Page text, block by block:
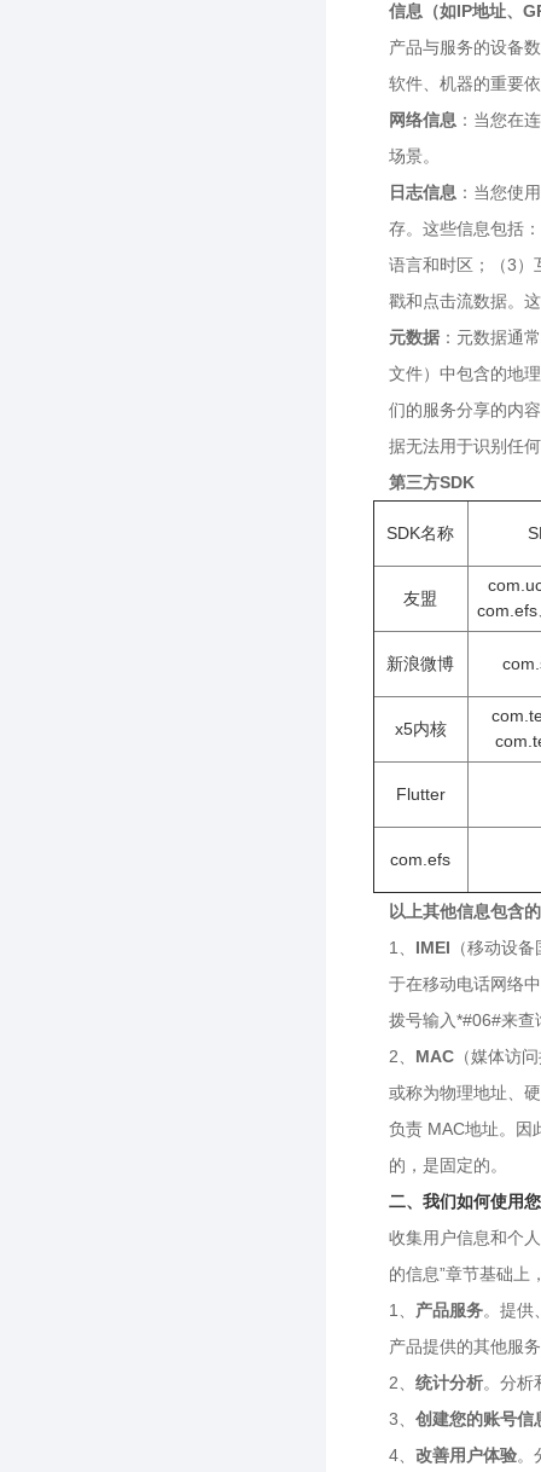
信息（如IP地址、
产品与服务的设备
软件、机器的重要
网络信息 ：当您在
场景。
日志信息 ：当您使
存。这些信息包括
语言和时区；（3）
戳和点击流数据。
元数据 ：元数据通
文件）中包含的地
们的服务分享的内
据无法用于识别任
第三方SDK
SDK名称
友盟
新浪微博
x5内核
Flutter
com.efs
以上其他信息包含
1、 IMEI （移动设
于在移动电话网络
拨号输入*#06#来查
2、 MAC （媒体访
或称为物理地址、
负责 MAC地址。因
的，是固定的。
二、我们如何使用
收集用户信息和个
的信息”章节基础上
1、 产品服务。提供
产品提供的其他服
2、 统计分析。分析
3、 创建您的账号信
4、 改善用户体验。